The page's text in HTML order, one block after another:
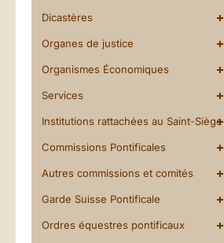
Dicastères
Organes de justice
Organismes Économiques
Services
Institutions rattachées au Saint-Siège
Commissions Pontificales
Autres commissions et comités
Garde Suisse Pontificale
Ordres équestres pontificaux